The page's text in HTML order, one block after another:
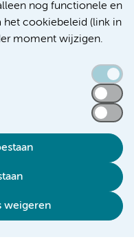
nog functionele en
het cookiebeleid (link in
moment wijzigen.
weigeren